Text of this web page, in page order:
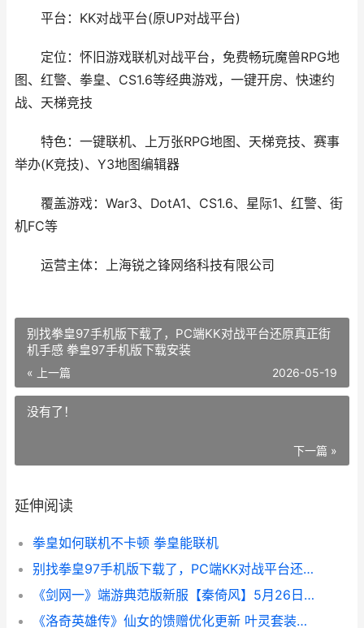
平台：KK对战平台(原UP对战平台)
定位：怀旧游戏联机对战平台，免费畅玩魔兽RPG地
图、红警、拳皇、CS1.6等经典游戏，一键开房、快速约
战、天梯竞技
特色：一键联机、上万张RPG地图、天梯竞技、赛事
举办(K竞技)、Y3地图编辑器
覆盖游戏：War3、DotA1、CS1.6、星际1、红警、街
机FC等
运营主体：上海锐之锋网络科技有限公司
别找拳皇97手机版下载了，PC端KK对战平台还原真正街
机手感 拳皇97手机版下载安装
« 上一篇 2026-05-19
没有了！
下一篇 »
延伸阅读
拳皇如何联机不卡顿 拳皇能联机
别找拳皇97手机版下载了，PC端KK对战平台还原真正街机手感 拳皇97手机版下载安装
《剑网一》端游典范版新服【秦倚风】5月26日开始 剑网1游戏攻略
《洛奇英雄传》仙女的馈赠优化更新 叶灵套装今天上线 洛奇英雄传贴吧